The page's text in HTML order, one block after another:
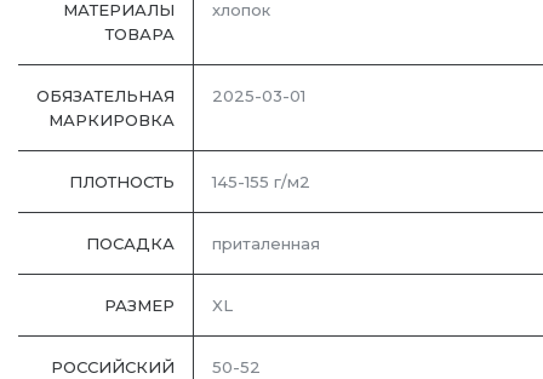
МАТЕРИАЛЫ
ТОВАРА
хлопок
ОБЯЗАТЕЛЬНАЯ
МАРКИРОВКА
2025-03-01
ПЛОТНОСТЬ 145-155 г/м2
ПОСАДКА приталенная
РАЗМЕР XL
РОССИЙСКИЙ
50-52